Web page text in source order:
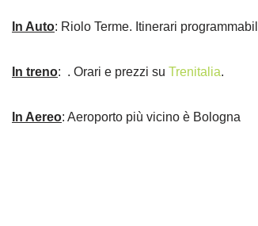
In Auto: Riolo Terme. Itinerari
In treno: . Orari e prezzi su Trenitalia.
In Aereo: Aeroporto più vicino è Bologna